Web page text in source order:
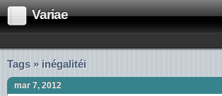
Variae
Tags » inégalitéi
mar 7, 2012